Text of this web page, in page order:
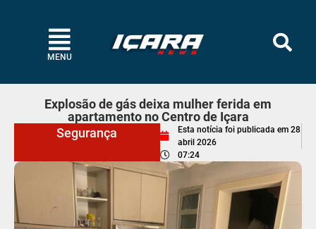
MENU
Explosão de gás deixa mulher ferida em
apartamento no Centro de Içara
Segurança
Esta notícia foi publicada em 28
abril 2026
07:24